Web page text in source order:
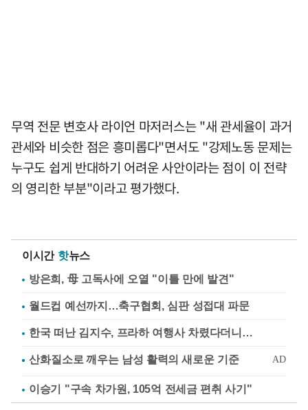
무역 전문 변호사 라이언 마저러스는 "새 관세율이 과거
관세와 비슷한 점은 흥미롭다"면서도 "강제노동 문제는
누구도 쉽게 반대하기 어려운 사안이라는 점이 이 전략
의 영리한 부분"이라고 평가했다.
이시간 핫뉴스
방은희, 母 고독사에 오열 "이틀 만에 발견"
월드컵 예선까지…축구협회, 심판 성접대 파문
한국 떠난 김지수, 프라하 여행사 차렸다더니…
이승기 "구속 차가원, 105억 전세금 편취 사기"